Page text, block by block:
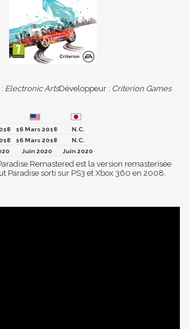
Electronic ArtsDéveloppeur : Criterion Games
16 Mars 2018
N.C.
16 Mars 2018
N.C.
Juin 2020 Juin 2020
Remastered est la version remasterisée
Paradise sorti sur PS3 et Xbox 360 en 2008.